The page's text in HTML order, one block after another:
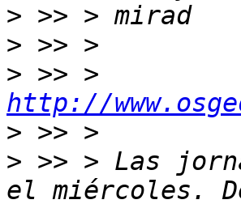
>
>
>
http://
>
> >> > Las